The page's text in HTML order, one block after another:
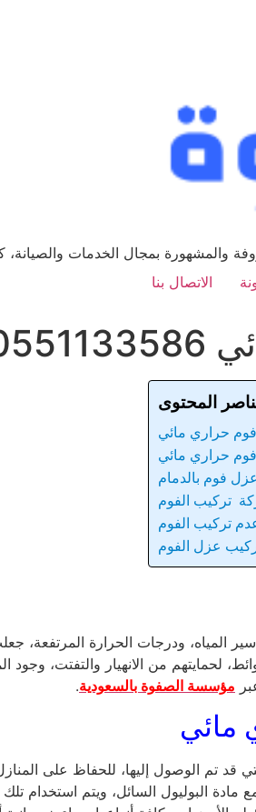
والمشهورة بمجال الخدمات
الاتصال بنا
المحتوى
حراري مائي
حراري مائي
فوم بالدمام
تركيب الفوم
تركيب الفوم
عزل الفوم
المياه، ودرجات الحرارة المرتفعة،
لحمايتهم من الانهيار والتفتت،
مؤسسة الصفوة بالسعودية.
مائي
تم الوصول إليها، للحفاظ على
مادة البوليول السائل، ويتم استخدام